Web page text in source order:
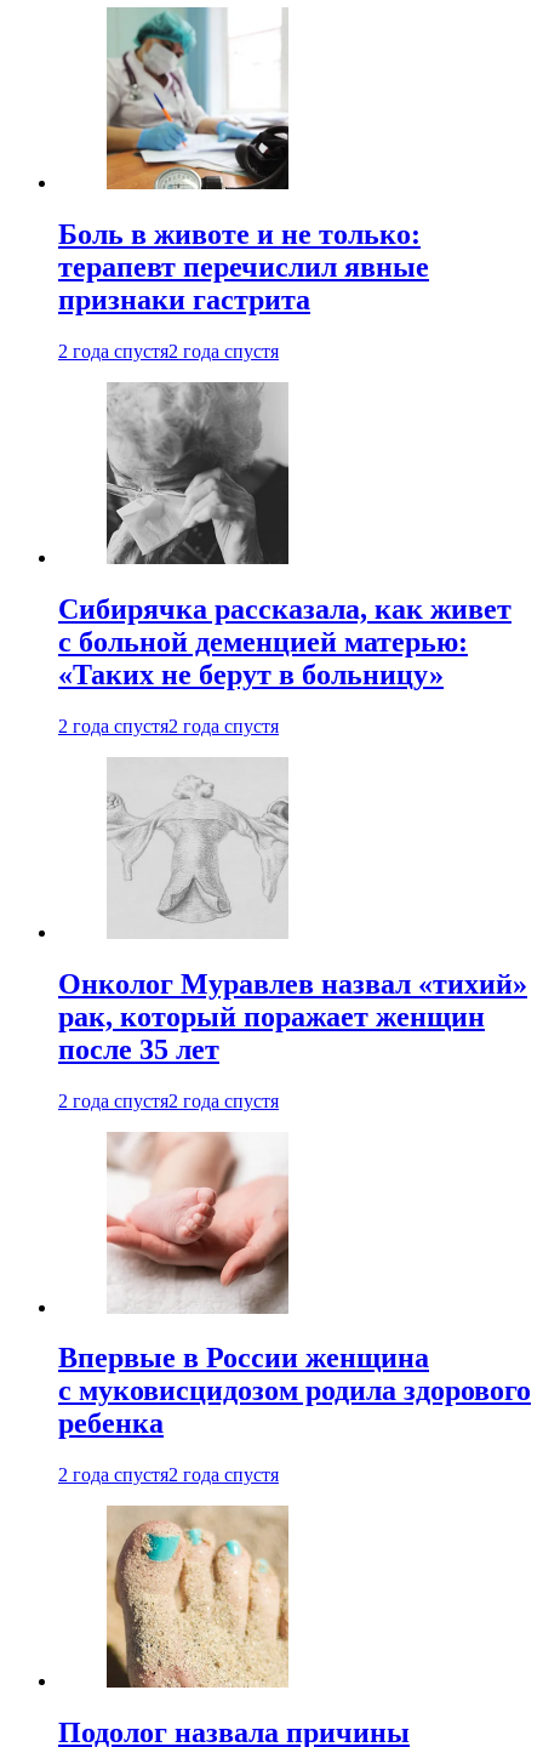
Боль в животе и не только:
терапевт перечислил явные
признаки гастрита
2 года спустя2 года спустя
Сибирячка рассказала, как живет
с больной деменцией матерью:
«Таких не берут в больницу»
2 года спустя2 года спустя
Онколог Муравлев назвал «тихий»
рак, который поражает женщин
после 35 лет
2 года спустя2 года спустя
Впервые в России женщина
с муковисцидозом родила здорового
ребенка
2 года спустя2 года спустя
Подолог назвала причины